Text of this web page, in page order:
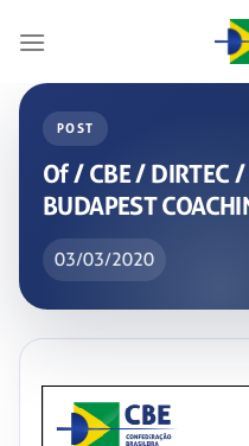
POST
Of / CBE / DIRTEC
BUDAPEST
03/03/2020